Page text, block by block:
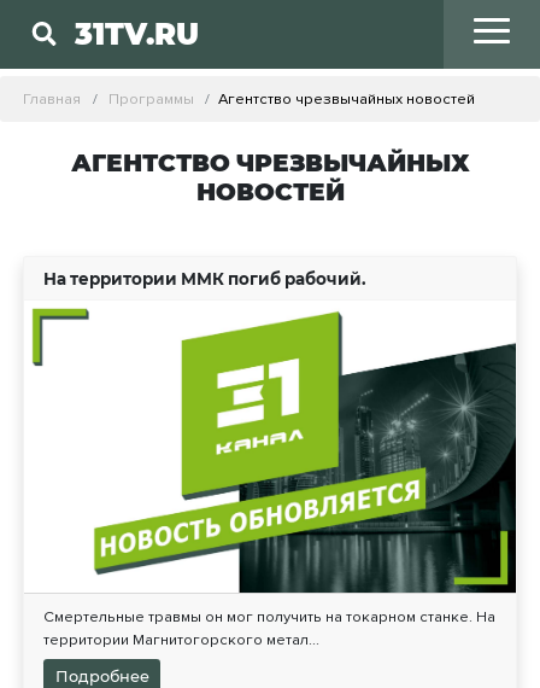
31TV.RU
Главная Программы Агентство чрезвычайных новостей
АГЕНТСТВО ЧРЕЗВЫЧАЙНЫХ
НОВОСТЕЙ
На территории ММК погиб рабочий.
Смертельные травмы он мог получить на токарном станке. На
территории Магнитогорского метал...
Подробнее